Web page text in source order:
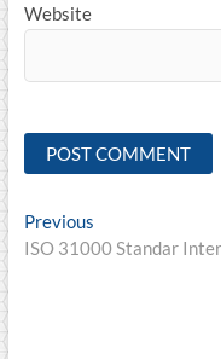
Website
Post
navigation
PreviousPrevious
post:
ISO 31000 Standar